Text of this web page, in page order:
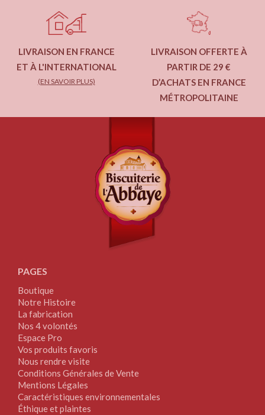
LIVRAISON EN FRANCE
ET À L'INTERNATIONAL
(EN SAVOIR PLUS)
LIVRAISON OFFERTE À
PARTIR DE 29 €
D’ACHATS EN FRANCE
MÉTROPOLITAINE
PAGES
Boutique
Notre Histoire
La fabrication
Nos 4 volontés
Espace Pro
Vos produits favoris
Nous rendre visite
Conditions Générales de Vente
Mentions Légales
Caractéristiques environnementales
Éthique et plaintes